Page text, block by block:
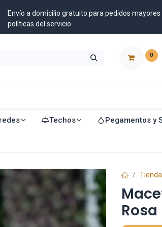
Envío a domicilio gratuito para pedidos mayores
políticas del servicio
0
Techos Pegamentos y
Tienda